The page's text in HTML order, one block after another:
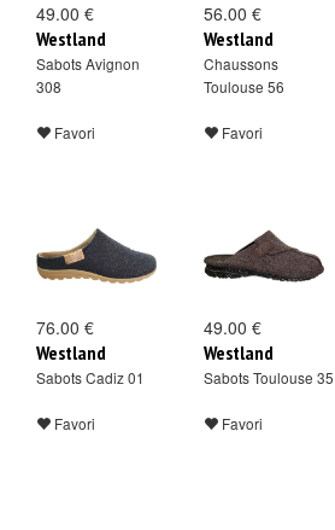
49.00 €
Westland
Sabots Avignon
308
Favori
56.00 €
Westland
Chaussons
Toulouse 56
Favori
76.00 €
Westland
Sabots Cadiz 01
Favori
49.00 €
Westland
Sabots Toulouse 35
Favori